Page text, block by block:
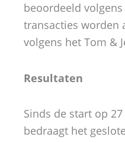
beoordeeld
transacties worden
volgens het Tom &
Resultaten
Sinds de start op
bedraagt het